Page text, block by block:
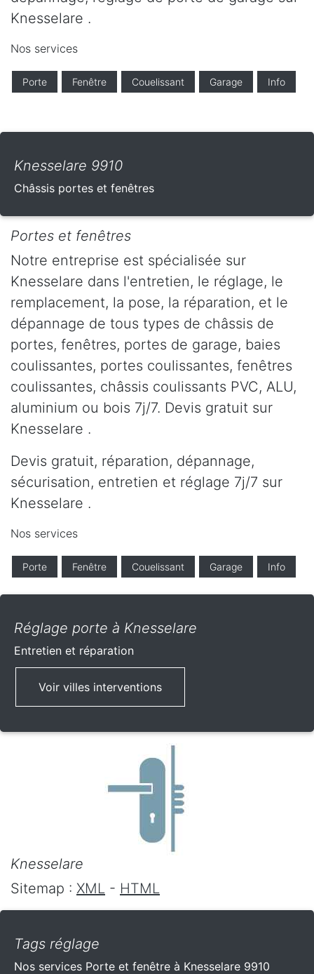
Knesselare .
Nos services
Porte Fenêtre Couelissant Garage Info
Knesselare 9910
Châssis portes et fenêtres
Portes et fenêtres
Notre entreprise est spécialisée sur
Knesselare dans l'entretien, le réglage, le
remplacement, la pose, la réparation, et le
dépannage de tous types de châssis de
portes, fenêtres, portes de garage, baies
coulissantes, portes coulissantes, fenêtres
coulissantes, châssis coulissants PVC, ALU,
aluminium ou bois 7j/7. Devis gratuit sur
Knesselare .
Devis gratuit, réparation, dépannage,
sécurisation, entretien et réglage 7j/7 sur
Knesselare .
Nos services
Porte Fenêtre Couelissant Garage Info
Réglage porte à Knesselare
Entretien et réparation
Voir villes interventions
Knesselare
Sitemap : XML - HTML
Tags réglage
Nos services Porte et fenêtre à Knesselare 9910